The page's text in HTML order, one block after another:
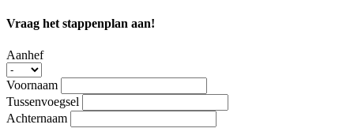
Vraag het stappenplan aan!
Aanhef
Voornaam
Tussenvoegsel
Achternaam